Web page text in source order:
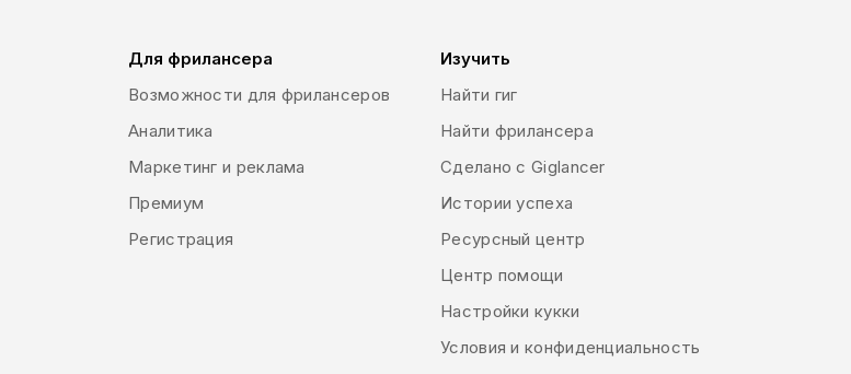
Для фрилансера
Возможности для фрилансеров
Аналитика
Маркетинг и реклама
Премиум
Регистрация
Изучить
Найти гиг
Найти фрилансера
Сделано с Giglancer
Истории успеха
Ресурсный центр
Центр помощи
Настройки кукки
Условия и конфиденциальность